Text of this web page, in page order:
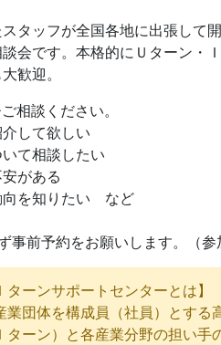
タッフが全国各地に出張して
会です。本格的にＵターン・
歓迎。
相談ください。
して欲しい
て相談したい
がある
向を知りたい など
事前予約をお願いします。（参
ターンサポートセンターとは】
業団体を構成員（社員）とす
ターン）と各産業分野の担い